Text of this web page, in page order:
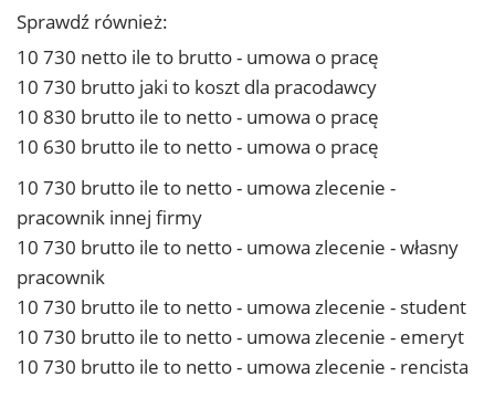
Sprawdź również:
10 730 netto ile to brutto - umowa o pracę
10 730 brutto jaki to koszt dla pracodawcy
10 830 brutto ile to netto - umowa o pracę
10 630 brutto ile to netto - umowa o pracę
10 730 brutto ile to netto - umowa zlecenie -
pracownik innej firmy
10 730 brutto ile to netto - umowa zlecenie - własny
pracownik
10 730 brutto ile to netto - umowa zlecenie - student
10 730 brutto ile to netto - umowa zlecenie - emeryt
10 730 brutto ile to netto - umowa zlecenie - rencista